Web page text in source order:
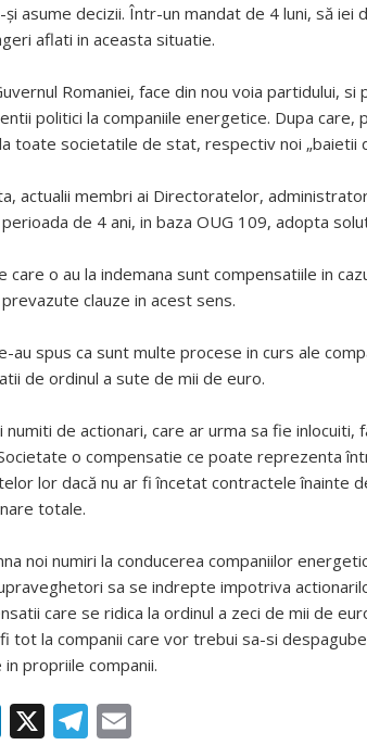
asume decizii. Într-un mandat de 4 luni, să iei
aflati in aceasta situatie.
Romaniei, face din nou voia partidului,
politici la companiile energetice. Dupa care,
toate societatile de stat, respectiv noi „baietii
actualii membri ai Directoratelor,
de 4 ani, in baza OUG 109, adopta
care o au la indemana sunt compensatiile in
clauze in acest sens.
au spus ca sunt multe procese in curs ale
de ordinul a sute de mii de euro.
numiti de actionari, care ar urma sa fie
o compensatie ce poate reprezenta
lor dacă nu ar fi încetat contractele înainte
totale.
noi numiri la conducerea companiilor
sa se indrepte impotriva
care se ridica la ordinul a zeci de mii de
tot la companii care vor trebui sa-si
propriile companii.
Li X T